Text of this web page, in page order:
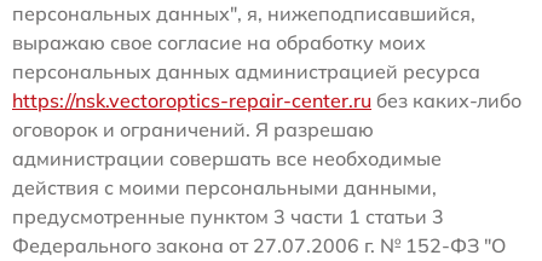
персональных данных", я, нижеподписавшийся,
выражаю свое согласие на обработку моих
персональных данных администрацией ресурса
https://nsk.vectoroptics-repair-center.ru без каких-либо
оговорок и ограничений. Я разрешаю
администрации совершать все необходимые
действия с моими персональными данными,
предусмотренные пунктом 3 части 1 статьи 3
Федерального закона от 27.07.2006 г. № 152-ФЗ "О